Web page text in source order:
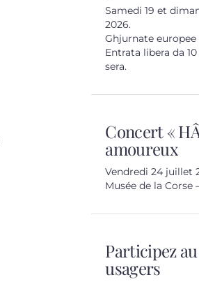
Samedi 19 et
2026.
Ghjurnate
Entrata libera da
sera.
Concert «
amoureux
Vendredi 24 juillet
Musée de la Corse
Participez
usagers